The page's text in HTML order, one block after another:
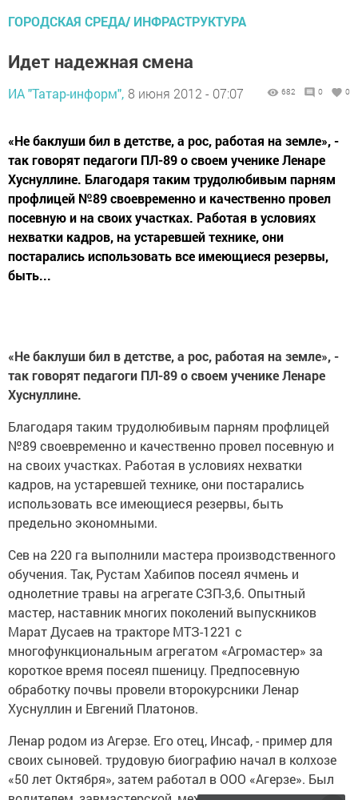
ГОРОДСКАЯ СРЕДА/ ИНФРАСТРУКТУРА
Идет надежная смена
ИА "Татар-информ", 8 июня 2012 - 07:07 682 0 0
«Не баклуши бил в детстве, а рос, работая на земле», -
так говорят педагоги ПЛ-89 о своем ученике Ленаре
Хуснуллине. Благодаря таким трудолюбивым парням
профлицей №89 своевременно и качественно провел
посевную и на своих участках. Работая в условиях
нехватки кадров, на устаревшей технике, они
постарались использовать все имеющиеся резервы,
быть...
«Не баклуши бил в детстве, а рос, работая на земле», -
так говорят педагоги ПЛ-89 о своем ученике Ленаре
Хуснуллине.
Благодаря таким трудолюбивым парням профлицей
№89 своевременно и качественно провел посевную и
на своих участках. Работая в условиях нехватки
кадров, на устаревшей технике, они постарались
использовать все имеющиеся резервы, быть
предельно экономными.
Сев на 220 га выполнили мастера производственного
обучения. Так, Рустам Хабипов посеял ячмень и
однолетние травы на агрегате СЗП-3,6. Опытный
мастер, наставник многих поколений выпускников
Марат Дусаев на тракторе МТЗ-1221 с
многофункциональным агрегатом «Агромастер» за
короткое время посеял пшеницу. Предпосевную
обработку почвы провели второкурсники Ленар
Хуснуллин и Евгений Платонов.
Ленар родом из Агерзе. Его отец, Инсаф, - пример для
своих сыновей. трудовую биографию начал в колхозе
«50 лет Октября», затем работал в ООО «Агерзе». Был